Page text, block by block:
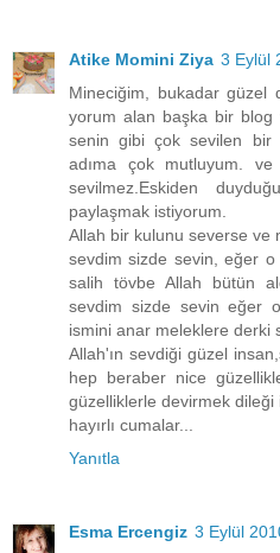
Atike Momini Ziya 3 Eylül
Mineciğim, bukadar güzel
yorum alan başka bir blog
senin gibi çok sevilen bir
adıma çok mutluyum.
sevilmez.Eskiden
paylaşmak istiyorum.
Allah bir kulunu severse ve
sevdim sizde sevin, eğer
salih tövbe Allah bütün
sevdim sizde sevin eğer
ismini anar meleklere derki
Allah'ın sevdiği güzel
hep beraber nice
güzelliklerle devirmek dileği
hayırlı cumalar...
Yanıtla
Esma Ercengiz 3 Eylül